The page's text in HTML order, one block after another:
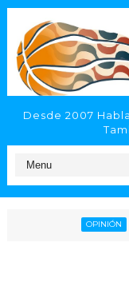
Desde 2007
OPINIÓN